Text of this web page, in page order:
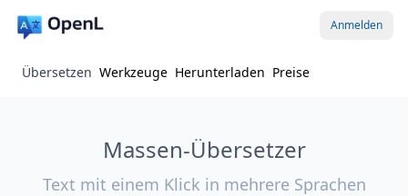
Anmelden
Übersetzen Werkzeuge Herunterladen Preise
Massen-Übersetzer
Text mit einem Klick in mehrere Sprachen